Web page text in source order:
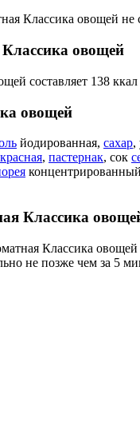
Классика овощей не
овощей
составляет 138
овощей
йодированная, сахар,
, пастернак, сок
Классика
Классика
не позже чем за 5